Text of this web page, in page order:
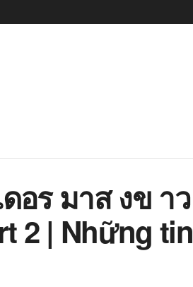
อร มาส งข าว
2 | Những tin